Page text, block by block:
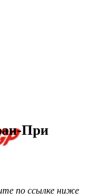
При
по ссылке ниже